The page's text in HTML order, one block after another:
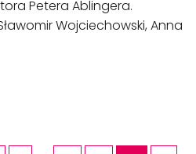
Petera Ablingera.
Wojciechowski, Anna